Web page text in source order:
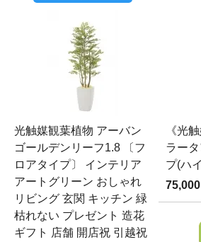
光触媒観葉植物 アーバン
ゴールデンリーフ1.8 〔フ
ロアタイプ〕 インテリア
アートグリーン おしゃれ
リビング 玄関 キッチン 緑
枯れない プレゼント 造花
ギフト 店舗 開店祝 引越祝
《光
ラー
プ(ハ